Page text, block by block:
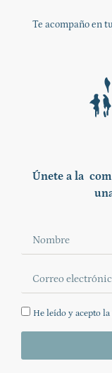
Te acompaño en
Únete a la
He leído y acepto la